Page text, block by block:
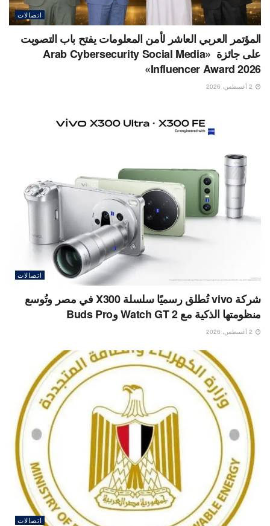
اتصالات
المؤتمر العربي العاشر لأمن المعلومات يفتح باب التصويت
على جائزة «Arab Cybersecurity Social Media
Influencer Award 2026»
اتصالات
شركة vivo تُطلق رسميًا سلسلة X300 في مصر وتُوسع
منظومتها الذكية مع Watch GT 2 وBuds Pro
اتصالات